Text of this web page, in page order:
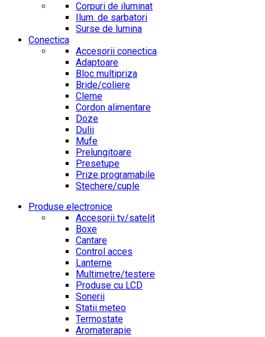
Corpuri de iluminat
Ilum. de sarbatori
Surse de lumina
Conectica
Accesorii conectica
Adaptoare
Bloc multipriza
Bride/coliere
Cleme
Cordon alimentare
Doze
Dulii
Mufe
Prelungitoare
Presetupe
Prize programabile
Stechere/cuple
Produse electronice
Accesorii tv/satelit
Boxe
Cantare
Control acces
Lanterne
Multimetre/testere
Produse cu LCD
Sonerii
Statii meteo
Termostate
Aromaterapie